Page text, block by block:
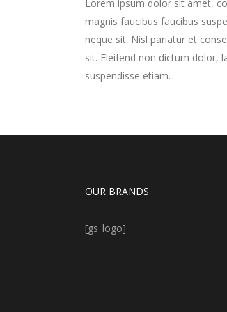
Lorem ipsum dolor sit amet,
magnis faucibus faucibus
neque sit. Nisl pariatur et
sit. Eleifend non dictum dolor,
suspendisse etiam.
OUR BRANDS
[gs_logo]